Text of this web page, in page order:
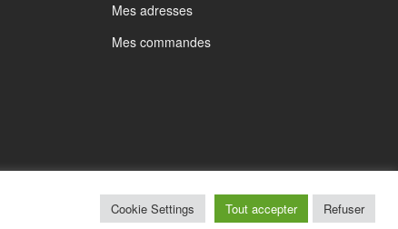
Mes adresses
Mes commandes
Mentions légales
Cookie Settings Tout accepter Refuser